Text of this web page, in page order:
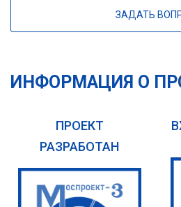
ЗАДАТЬ
ИНФОРМАЦИЯ О
ПРОЕКТ
РАЗРАБОТАН